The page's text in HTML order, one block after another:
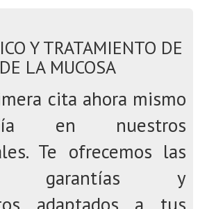
Y TRATAMIENTO DE
LA MUCOSA
cita ahora mismo
en nuestros
Te ofrecemos las
garantías y
adaptados a tus